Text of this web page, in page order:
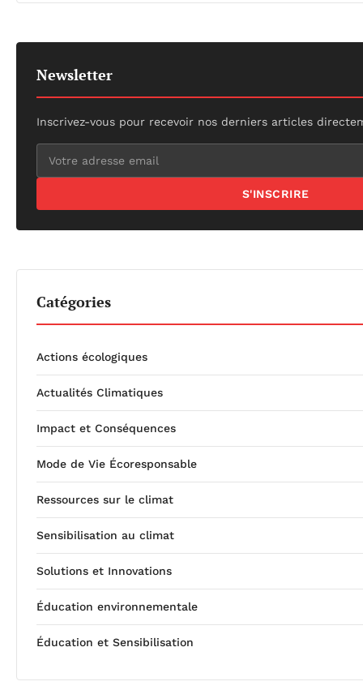
Newsletter
Inscrivez-vous pour recevoir nos derniers articles
S'INSCRIRE
Catégories
Actions écologiques
Actualités Climatiques
Impact et Conséquences
Mode de Vie Écoresponsable
Ressources sur le climat
Sensibilisation au climat
Solutions et Innovations
Éducation environnementale
Éducation et Sensibilisation